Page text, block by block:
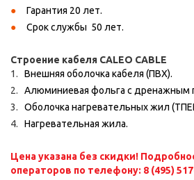
Гарантия 20 лет.
Срок службы 50 лет.
Строение кабеля CALEO CABLE
Внешняя оболочка кабеля (ПВХ).
Алюминиевая фольга с дренажным
Оболочка нагревательных жил
Нагревательная жила.
Цена указана без скидки!
операторов по телефону: 8 (495)